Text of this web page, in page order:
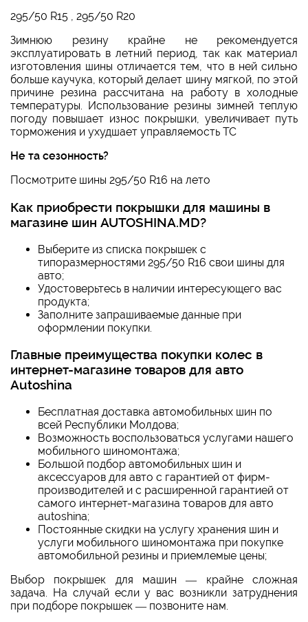
295/50 R15 , 295/50 R20
Зимнюю резину крайне не рекомендуется
эксплуатировать в летний период, так как материал
изготовления шины отличается тем, что в ней сильно
больше каучука, который делает шину мягкой, по этой
причине резина рассчитана на работу в холодные
температуры. Использование резины зимней теплую
погоду повышает износ покрышки, увеличивает путь
торможения и ухудшает управляемость ТС
Не та сезонность?
Посмотрите шины 295/50 R16 на лето
Как приобрести покрышки для машины в
магазине шин AUTOSHINA.MD?
Выберите из списка покрышек с
типоразмерностями 295/50 R16 свои шины для
авто;
Удостоверьтесь в наличии интересующего вас
продукта;
Заполните запрашиваемые данные при
оформлении покупки.
Главные преимущества покупки колес в
интернет-магазине товаров для авто
Autoshina
Бесплатная доставка автомобильных шин по
всей Республики Молдова;
Возможность воспользоваться услугами нашего
мобильного шиномонтажа;
Большой подбор автомобильных шин и
аксессуаров для авто с гарантией от фирм-
производителей и с расширенной гарантией от
самого интернет-магазина товаров для авто
autoshina;
Постоянные скидки на услугу хранения шин и
услуги мобильного шиномонтажа при покупке
автомобильной резины и приемлемые цены;
Выбор покрышек для машин — крайне сложная
задача. На случай если у вас возникли затруднения
при подборе покрышек — позвоните нам.